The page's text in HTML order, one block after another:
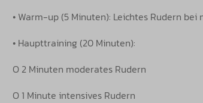
• Warm-up (5 Minuten): Leichtes Rudern
• Haupttraining (20 Minuten):
O 2 Minuten moderates Rudern
O 1 Minute intensives Rudern